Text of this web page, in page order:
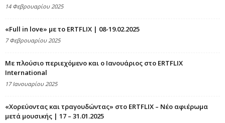
14 Φεβρουαρίου 2025
«Full in love» με το ERTFLIX | 08-19.02.2025
7 Φεβρουαρίου 2025
Με πλούσιο περιεχόμενο και ο Ιανουάριος στο ERTFLIX
International
17 Ιανουαρίου 2025
«Χορεύοντας και τραγουδώντας» στο ERTFLIX – Νέο αφιέρωμα
μετά μουσικής | 17 – 31.01.2025